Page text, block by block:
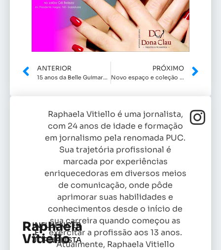
ANTERIOR
15 anos da Belle Guimarães
PRÓXIMO
Novo espaço e coleção de Munize Bigatto
Raphaela
Vitiello
INFLUENCER
E
JORNALISTA
Raphaela Vitiello é uma jornalista,
com 24 anos de idade e formação
em jornalismo pela renomada PUC.
Sua trajetória profissional é
marcada por experiências
enriquecedoras em diversos meios
de comunicação, onde pôde
aprimorar suas habilidades e
conhecimentos desde o início de
sua carreira quando começou as
exercitar a profissão aos 13 anos.
Atualmente, Raphaela Vitiello